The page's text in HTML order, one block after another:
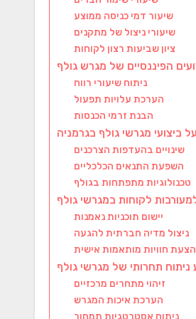
שיעור דמי כניסה ממוצע
שיעורי ניצול של מתקנים
ציון שביעות רצון לקוחות
ניתוח שיעורי רווח
הערכת עלויות תפעול
הבנת זרמי הכנסות
שינויים בהעדפות הצרכנים
השפעת התנאים הכלכליים
טכנולוגיות מתפתחות בגולף
יישום תוכניות נאמנות
ניצול מדיה חברתית להגעה
הצעת חוויות מותאמות אישית
זיהוי מתחרים מרכזיים
הערכת איכות המגרש
ניתוח אסטרטגיות תמחור